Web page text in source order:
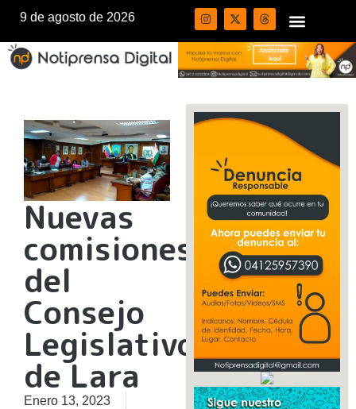
9 de agosto de 2026
Nuevas
comisiones
del
Consejo
Legislativo
de Lara
Enero 13, 2023